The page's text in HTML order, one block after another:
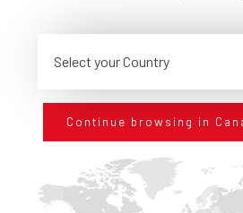
RESTEZ
En vous abonnant à notre
courant sur les nouveautés
matière de
Select your Country
Continue browsing in